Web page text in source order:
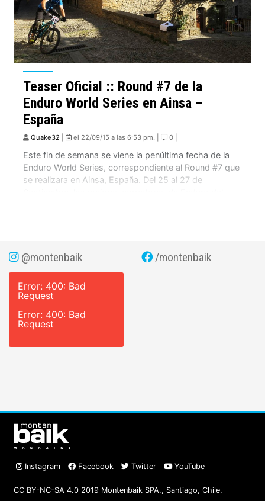
Teaser Oficial :: Round #7 de la
Enduro World Series en Ainsa –
España
Quake32 el 22/09/15 a las 6:53 pm. | 0 |
Este fin de semana se viene la penúltima fecha de la
Enduro World Series, correspondiente al Round #7 que
se realizara en Ainsa, España. Del 25 al 27 de
@montenbaik
Error: 400: Bad
Request
Error: 400: Bad
Request
/montenbaik
Instagram Facebook Twitter YouTube
CC BY-NC-SA 4.0 2019 Montenbaik SPA., Santiago, Chile.